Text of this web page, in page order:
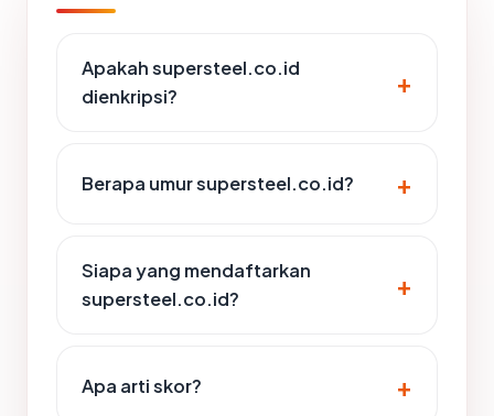
Apakah supersteel.co.id
dienkripsi?
Berapa umur supersteel.co.id?
Siapa yang mendaftarkan
supersteel.co.id?
Apa arti skor?